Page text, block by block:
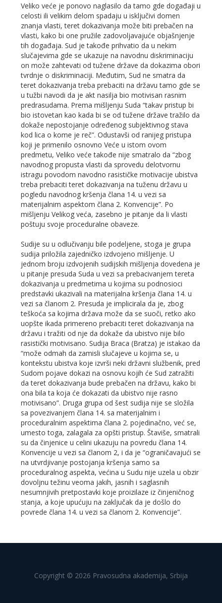
Veliko veće je ponovo naglasilo da tamo gde događaji u
celosti ili velikim delom spadaju u isključivi domen
znanja vlasti, teret dokazivanja može biti prebačen na
vlasti, kako bi one pružile zadovoljavajuće objašnjenje
tih događaja. Sud je takođe prihvatio da u nekim
slučajevima gde se ukazuje na navodnu diskriminaciju
on može zahtevati od tužene države da dokazima obori
tvrdnje o diskriminaciji. Međutim, Sud ne smatra da
teret dokazivanja treba prebaciti na državu tamo gde se
u tužbi navodi da je akt nasilja bio motivisan rasnim
predrasudama. Prema mišljenju Suda “takav pristup bi
bio istovetan kao kada bi se od tužene države tražilo da
dokaže nepostojanje određenog subjektivnog stava
kod lica o kome je reč”. Odustavši od ranijeg pristupa
koji je primenilo osnovno Veće u istom ovom
predmetu, Veliko veće takođe nije smatralo da “zbog
navodnog propusta vlasti da sprovedu delotvornu
istragu povodom navodno rasističke motivacije ubistva
treba prebaciti teret dokazivanja na tuženu državu u
pogledu navodnog kršenja člana 14. u vezi sa
materijalnim aspektom člana 2. Konvencije”. Po
mišljenju Velikog veća, zasebno je pitanje da li vlasti
poštuju svoje proceduralne obaveze.
Sudije su u odlučivanju bile podeljene, stoga je grupa
sudija priložila zajedničko izdvojeno mišljenje. U
jednom broju izdvojenih sudijskih mišljenja dovedena je
u pitanje presuda Suda u vezi sa prebacivanjem tereta
dokazivanja u predmetima u kojima su podnosioci
predstavki ukazivali na materijalna kršenja člana 14. u
vezi sa članom 2. Presuda je implicirala da je, zbog
teškoća sa kojima država može da se suoči, retko ako
uopšte ikada primereno prebaciti teret dokazivanja na
državu i tražiti od nje da dokaže da ubistvo nije bilo
rasistički motivisano. Sudija Braca (Bratza) je istakao da
“može odmah da zamisli slučajeve u kojima se, u
kontekstu ubistva koje izvrši neki državni službenik, pred
Sudom pojave dokazi na osnovu kojih će Sud zatražiti
da teret dokazivanja bude prebačen na državu, kako bi
ona bila ta koja će dokazati da ubistvo nije rasno
motivisano”. Druga grupa od šest sudija nije se složila
sa povezivanjem člana 14. sa materijalnim i
proceduralnim aspektima člana 2. pojedinačno, već se,
umesto toga, zalagala za opšti pristup. Štaviše, smatrali
su da činjenice u celini ukazuju na povredu člana 14.
Konvencije u vezi sa članom 2, i da je “ograničavajući se
na utvrdjivanje postojanja kršenja samo sa
proceduralnog aspekta, većina u Sudu nije uzela u obzir
dovoljnu težinu veoma jakih, jasnih i saglasnih
nesumnjivih pretpostavki koje proizilaze iz činjeničnog
stanja, a koje upućuju na zaključak da je došlo do
povrede člana 14. u vezi sa članom 2. Konvencije”.
Copyright © 2026 Pravosudna akademija, Srbija